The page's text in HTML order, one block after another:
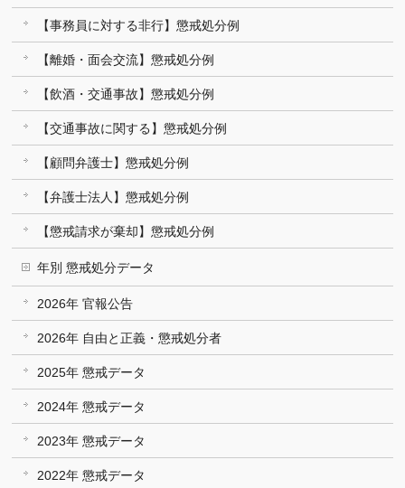
【事務員に対する非行】懲戒処分例
【離婚・面会交流】懲戒処分例
【飲酒・交通事故】懲戒処分例
【交通事故に関する】懲戒処分例
【顧問弁護士】懲戒処分例
【弁護士法人】懲戒処分例
【懲戒請求が棄却】懲戒処分例
年別 懲戒処分データ
2026年 官報公告
2026年 自由と正義・懲戒処分者
2025年 懲戒データ
2024年 懲戒データ
2023年 懲戒データ
2022年 懲戒データ